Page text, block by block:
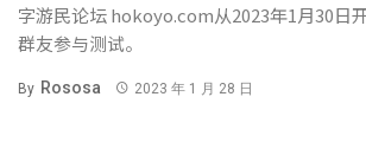
字游民论坛 hokoyo.com从2023年1月30日
群友参与测试。
By Rososa 2023 年 1 月 28 日